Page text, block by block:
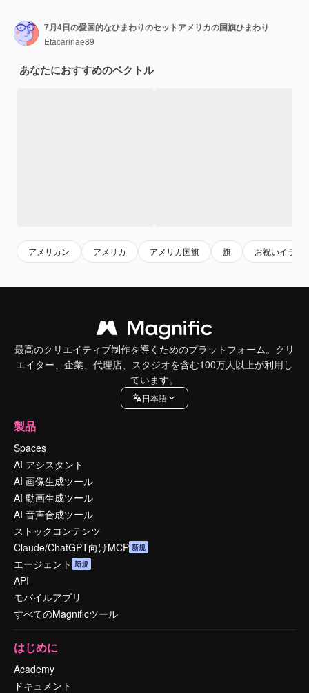
7月4日の愛国的なひまわりのセットアメリカの国旗ひまわり
Etacarinae89
あなたにおすすめのベクトル
アメリカン アメリカ アメリカ国旗 旗 お祝いイラス
最高のクリエイティブ制作を導くためのプラットフォーム。クリ
エイター、企業、代理店、スタジオを含む100万人以上が利用し
ています。
日本語
製品
Spaces
AI アシスタント
AI 画像生成ツール
AI 動画生成ツール
AI 音声合成ツール
ストックコンテンツ
Claude/ChatGPT向けMCP 新規
エージェント 新規
API
モバイルアプリ
すべてのMagnificツール
はじめに
Academy
ドキュメント